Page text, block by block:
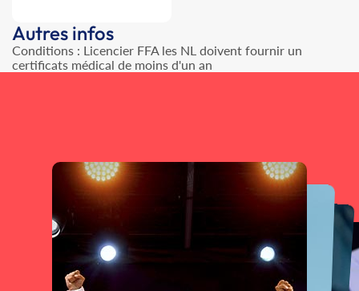
Autres infos
Conditions : Licencier FFA les NL doivent fournir un
certificats médical de moins d'un an